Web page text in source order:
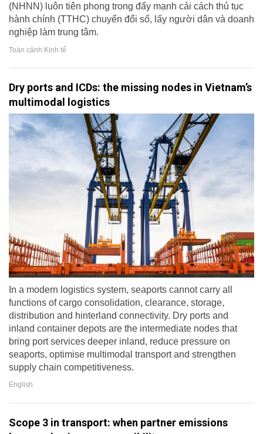
(NHNN) luôn tiên phong trong đẩy mạnh cải cách thủ tục
hành chính (TTHC) chuyển đổi số, lấy người dân và doanh
nghiệp làm trung tâm.
Toàn cảnh Kinh tế
Dry ports and ICDs: the missing nodes in Vietnam’s
multimodal logistics
In a modern logistics system, seaports cannot carry all
functions of cargo consolidation, clearance, storage,
distribution and hinterland connectivity. Dry ports and
inland container depots are the intermediate nodes that
bring port services deeper inland, reduce pressure on
seaports, optimise multimodal transport and strengthen
supply chain competitiveness.
English
Scope 3 in transport: when partner emissions